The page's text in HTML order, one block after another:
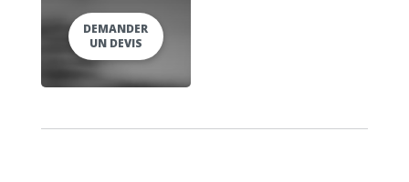
DEMANDER
UN DEVIS